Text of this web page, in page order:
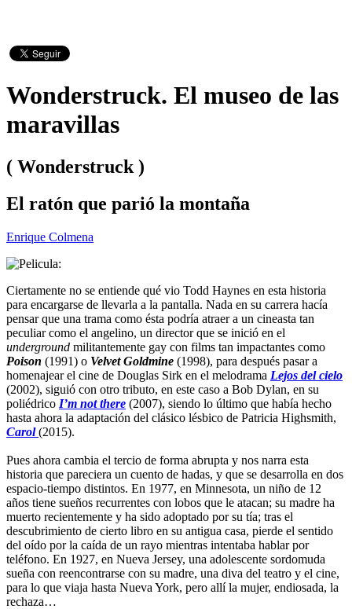
Wonderstruck. El museo de las
maravillas
( Wonderstruck )
El ratón que parió la montaña
Enrique Colmena
Ciertamente no se entiende qué vio Todd Haynes en esta historia
para encargarse de llevarla a la pantalla. Nada en su carrera hacía
pensar que una trama como ésta podría atraer a un cineasta tan
peculiar como el angelino, un director que se inició en el
underground militantemente gay con films tan impactantes como
Poison (1991) o Velvet Goldmine (1998), para después pasar a
homenajear el cine de Douglas Sirk en el melodrama Lejos del cielo
(2002), siguió con otro tributo, en este caso a Bob Dylan, en su
poliédrico I’m not there (2007), siendo lo último que había hecho
hasta ahora la adaptación del clásico lésbico de Patricia Highsmith,
Carol (2015).
Pues ahora cambia el tercio de forma abrupta y nos narra esta
historia que pareciera un cuento de hadas, y que se desarrolla en dos
espacio-tiempo distintos. En 1977, en Minnesota, un niño de 12
años tiene sueños recurrentes con lobos que le atacan; su madre ha
muerto recientemente y ha sido adoptado por su tía; tras el
descubrimiento de cierto libro en su antigua casa, pierde el sentido
del oído por la caída de un rayo mientras intentaba hablar por
teléfono. En 1927, en Nueva Jersey, una adolescente sordomuda
sueña con reencontrarse con su madre, una diva del teatro y el cine,
para lo que viaja hasta Nueva York, pero allí la mujer, endiosada, la
rechaza…